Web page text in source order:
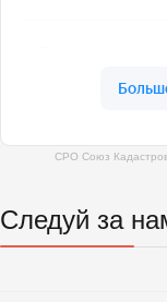
СРО Союз
Следуй за